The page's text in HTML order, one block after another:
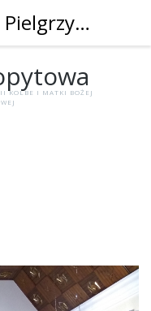
KOLBE I MATKI BOŻEJ
Galeria - Category: Pielgrzymka do Św. Jana z Dukli 2020 - Parafia Kopytowa